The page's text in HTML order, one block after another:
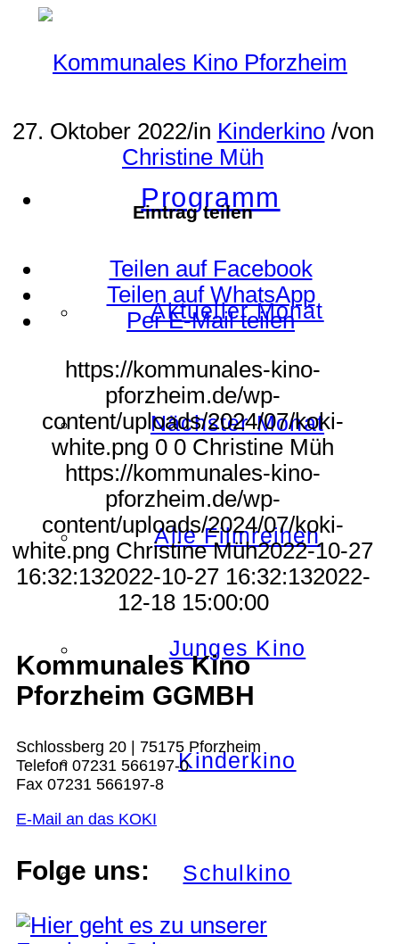
Programm
Aktueller Monat
Nächster Monat
Alle Filmreihen
Junges Kino
Kinderkino
Schulkino
27. Oktober 2022/in Kinderkino /von
Christine Müh
Eintrag teilen
Teilen auf Facebook
Teilen auf WhatsApp
Per E-Mail teilen
https://kommunales-kino-
pforzheim.de/wp-
content/uploads/2024/07/koki-
white.png 0 0 Christine Müh
https://kommunales-kino-
pforzheim.de/wp-
content/uploads/2024/07/koki-
white.png Christine Müh2022-10-27
16:32:132022-10-27 16:32:132022-
12-18 15:00:00
Kommunales Kino
Pforzheim GGMBH
Schlossberg 20 | 75175 Pforzheim
Telefon 07231 566197-0
Fax 07231 566197-8
E-Mail an das KOKI
Folge uns: